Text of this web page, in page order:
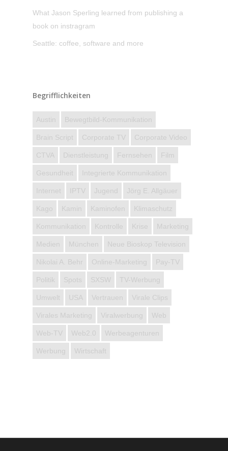
What Jason Sperling learned from publishing a
book on instragram
Seattle: coffee, software and more
Begrifflichkeiten
Austin Bewegtbild-Kommunikation
Brain Script Corporate TV Corporate Video
CTVA Dienstleistung Fernsehen Film
Gesundheit Integrierte Kommunikation
Internet IPTV Jugend Jörg E. Allgäuer
Kago Kamin Kaminofen Klimaschutz
Kommunikation Kontrolle Krise Marketing
Medien München Neue Bioskop Television
Nikolai A. Behr Online-Marketing Pay-TV
Politik Spots SXSW TV-Werbung
Umwelt USA Vertrauen Virale Clips
Virales Marketing Viralwerbung Web
Web-TV Web2.0 Werbeagenturen
Werbung Wirtschaft